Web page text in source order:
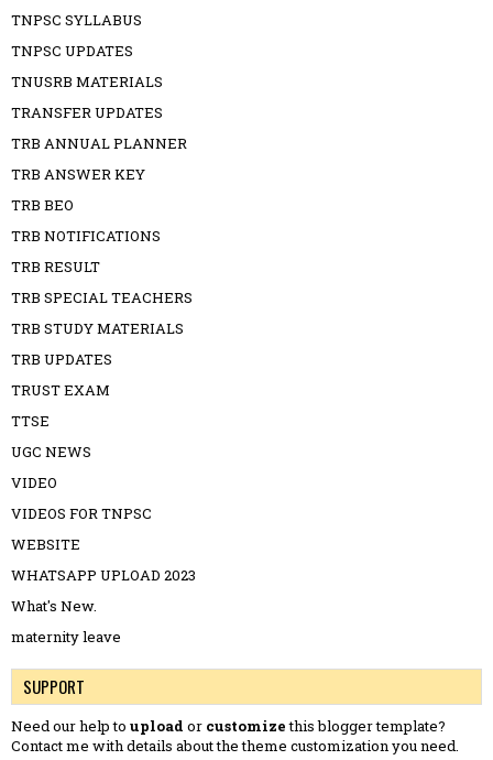
TNPSC SYLLABUS
TNPSC UPDATES
TNUSRB MATERIALS
TRANSFER UPDATES
TRB ANNUAL PLANNER
TRB ANSWER KEY
TRB BEO
TRB NOTIFICATIONS
TRB RESULT
TRB SPECIAL TEACHERS
TRB STUDY MATERIALS
TRB UPDATES
TRUST EXAM
TTSE
UGC NEWS
VIDEO
VIDEOS FOR TNPSC
WEBSITE
WHATSAPP UPLOAD 2023
What's New.
maternity leave
SUPPORT
Need our help to upload or customizethis blogger template?
Contact me with details about the theme customization you need.